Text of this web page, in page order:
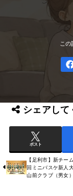
シェアして
ポスト
【足利市】新チー
回ミニバスケ新人
山前クラブ（男女）